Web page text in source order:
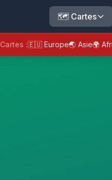
🗺️ Cartes
Cartes :🇪🇺 Europe🌏 Asie🌍